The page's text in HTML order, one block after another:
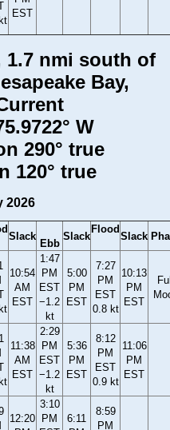
EST
1.7 nmi south of
Bay,
W
290° true
120° true
2026
Slack
Ebb
Slack
Flood
Slack
10:54
AM
EST
1:47
PM
EST
−1.2
kt
5:00
PM
EST
7:27
PM
EST
0.8 kt
10:13
PM
EST
11:38
AM
EST
2:29
PM
EST
−1.2
kt
5:36
PM
EST
8:12
PM
EST
0.9 kt
11:06
PM
EST
12:20
3:10
PM
6:11
8:59
PM